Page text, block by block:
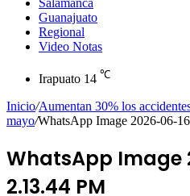
Salamanca
Guanajuato
Regional
Video Notas
Irapuato 14 ℃
Inicio/Aumentan 30% los
mayo/WhatsApp Image 2026-06-
WhatsApp Image
2.13.44 PM